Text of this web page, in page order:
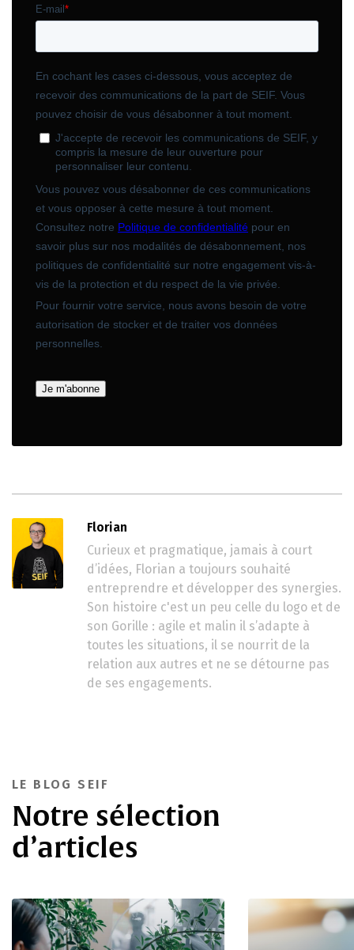
Florian
Curieux et pragmatique, jamais à court
d’idées, Florian a toujours souhaité
entreprendre et développer des synergies.
Son histoire c'est un peu celle du logo et de
son Gorille : agile et malin il s’adapte à
toutes les situations, il se nourrit de la
relation aux autres et ne se détourne pas
de ses engagements.
LE BLOG SEIF
Notre sélection
d’articles